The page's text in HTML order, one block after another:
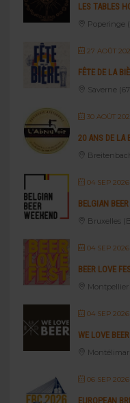
LES TABLES
Poperinge
27 AOÛT
FÊTE DE LA
Saverne
30 AOÛT
20 ANS DE LA
04 SEP 2026
BELGIAN
Bruxelles
04 SEP 2026
BEER LOVE
Montpellier
04 SEP 2026
WE LOVE BEER
Montélimar
06 SEP 2026
EUROPEAN